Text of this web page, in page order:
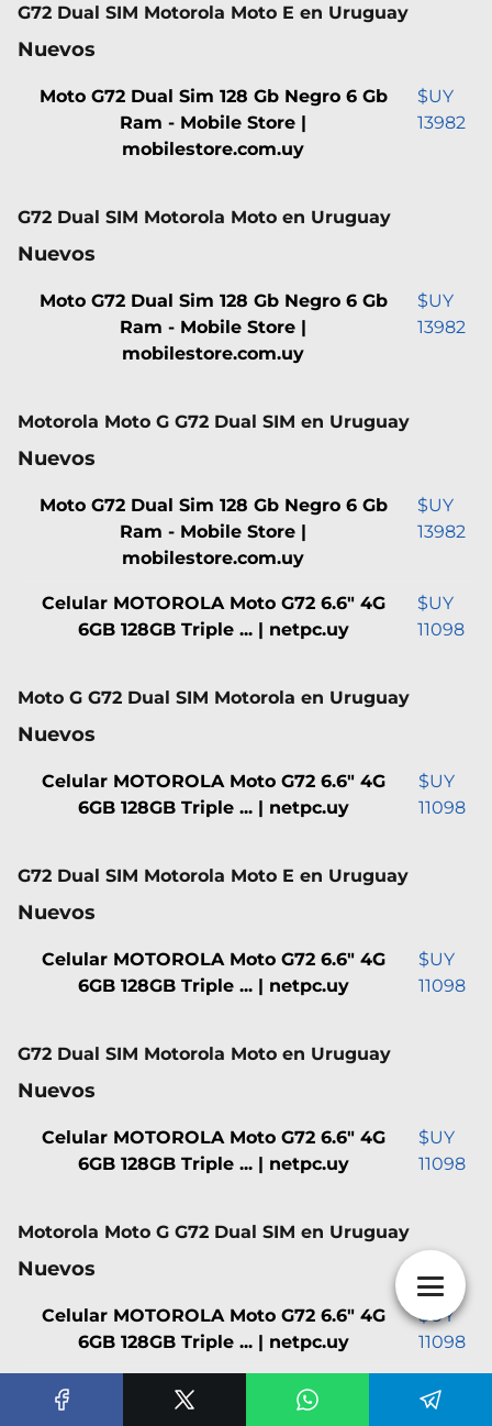
G72 Dual SIM Motorola Moto E en Uruguay
Nuevos
Moto G72 Dual Sim 128 Gb Negro 6 Gb
Ram - Mobile Store |
mobilestore.com.uy
$UY
13982
G72 Dual SIM Motorola Moto en Uruguay
Nuevos
Moto G72 Dual Sim 128 Gb Negro 6 Gb
Ram - Mobile Store |
mobilestore.com.uy
$UY
13982
Motorola Moto G G72 Dual SIM en Uruguay
Nuevos
Moto G72 Dual Sim 128 Gb Negro 6 Gb
Ram - Mobile Store |
mobilestore.com.uy
$UY
13982
Celular MOTOROLA Moto G72 6.6" 4G
6GB 128GB Triple ... | netpc.uy
$UY
11098
Moto G G72 Dual SIM Motorola en Uruguay
Nuevos
Celular MOTOROLA Moto G72 6.6" 4G
6GB 128GB Triple ... | netpc.uy
$UY
11098
G72 Dual SIM Motorola Moto E en Uruguay
Nuevos
Celular MOTOROLA Moto G72 6.6" 4G
6GB 128GB Triple ... | netpc.uy
$UY
11098
G72 Dual SIM Motorola Moto en Uruguay
Nuevos
Celular MOTOROLA Moto G72 6.6" 4G
6GB 128GB Triple ... | netpc.uy
$UY
11098
Motorola Moto G G72 Dual SIM en Uruguay
Nuevos
Celular MOTOROLA Moto G72 6.6" 4G
6GB 128GB Triple ... | netpc.uy
$UY
11098
Celular MOTOROLA Moto G72 6.6" 4G
6GB 128GB Triple ... | netpc.uy
$UY
11098